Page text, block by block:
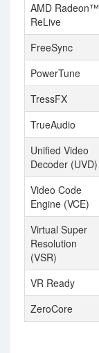
AMD Radeon™
ReLive
FreeSync
PowerTune
TressFX
TrueAudio
Unified Video
Decoder (UVD)
Video Code
Engine (VCE)
Virtual Super
Resolution
(VSR)
VR Ready
ZeroCore